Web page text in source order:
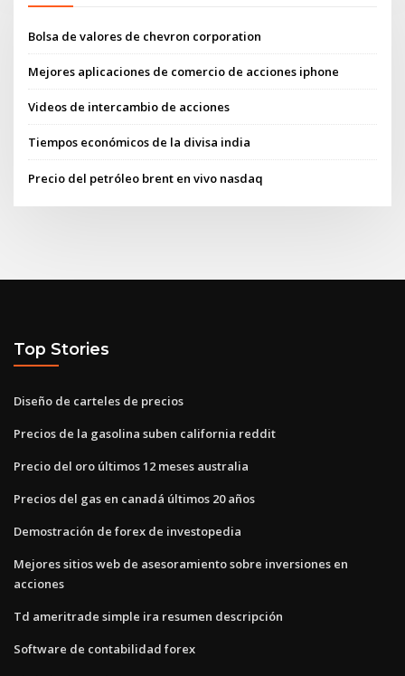
Bolsa de valores de chevron corporation
Mejores aplicaciones de comercio de acciones iphone
Videos de intercambio de acciones
Tiempos económicos de la divisa india
Precio del petróleo brent en vivo nasdaq
Top Stories
Diseño de carteles de precios
Precios de la gasolina suben california reddit
Precio del oro últimos 12 meses australia
Precios del gas en canadá últimos 20 años
Demostración de forex de investopedia
Mejores sitios web de asesoramiento sobre inversiones en
acciones
Td ameritrade simple ira resumen descripción
Software de contabilidad forex